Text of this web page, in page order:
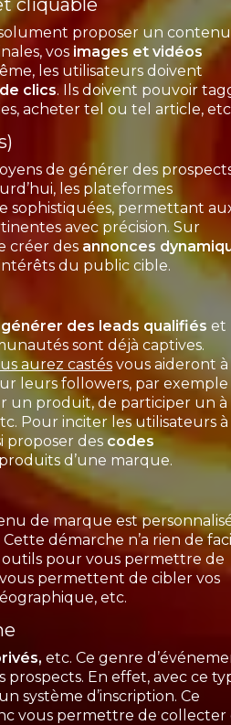
cliquable
proposer un
vos images et vidéos
les utilisateurs doivent
clics. Ils doivent pouvoir
acheter tel ou tel article,
de générer des
les plateformes
sophistiquées, permettant
avec précision. Sur
créer des annonces
du public cible.
générer des leads qualifiés et
sont déjà captives.
aurez castés vous aideront à
leurs followers, par exemple
un produit, de participer un à
Pour inciter les utilisateurs à
proposer des codes
d’une marque.
de marque est
démarche n’a rien de
outils pour vous permettre de
vous permettent de cibler vos
etc.
etc. Ce genre
En effet, avec ce
système d’inscription. Ce
vous permettre de collecter